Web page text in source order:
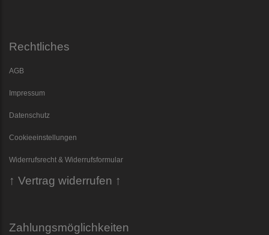
Rechtliches
AGB
Impressum
Datenschutz
Cookieeinstellungen
Widerrufsrecht & Widerrufsformular
↑ Vertrag widerrufen ↑
Zahlungsmöglichkeiten